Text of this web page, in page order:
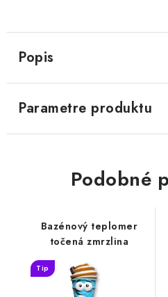
Popis
Parametre produktu
Podobné
Bazénový teplomer
točená zmrzlina
Tip